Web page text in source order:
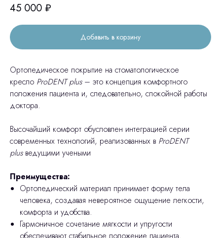
45 000 ₽
Добавить в корзину
Ортопедическое покрытие на стоматологическое
кресло ProDENT plus– это концепция комфортного
положения пациента и, следовательно, спокойной работы
доктора.
Высочайший комфорт обусловлен интеграцией серии
современных технологий, реализованных в ProDENT
plusведущими учеными
Преимущества:
Ортопедический материал принимает форму тела
человека, создавая невероятное ощущение легкости,
комфорта и удобства.
Гармоничное сочетание мягкости и упругости